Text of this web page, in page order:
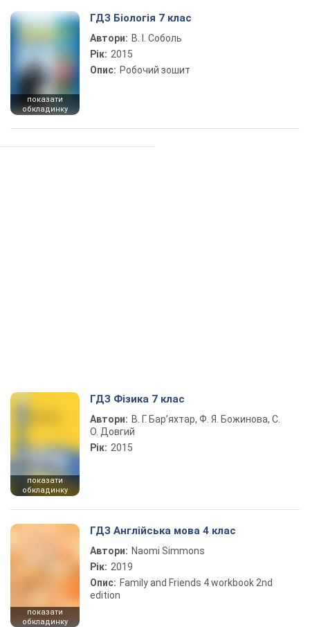
показати
обкладинку
ГДЗ Біологія 7 клас
Автори: В. І. Соболь
Рік: 2015
Опис: Робочий зошит
показати
обкладинку
ГДЗ Фізика 7 клас
Автори: В. Г. Бар’яхтар, Ф. Я. Божинова, С.
О. Довгий
Рік: 2015
показати
обкладинку
ГДЗ Англійська мова 4 клас
Автори: Naomi Simmons
Рік: 2019
Опис: Family and Friends 4 workbook 2nd
edition